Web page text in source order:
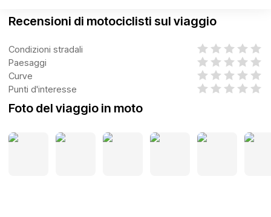
Recensioni di motociclisti sul viaggio
Condizioni stradali
Paesaggi
Curve
Punti d'interesse
Foto del viaggio in moto